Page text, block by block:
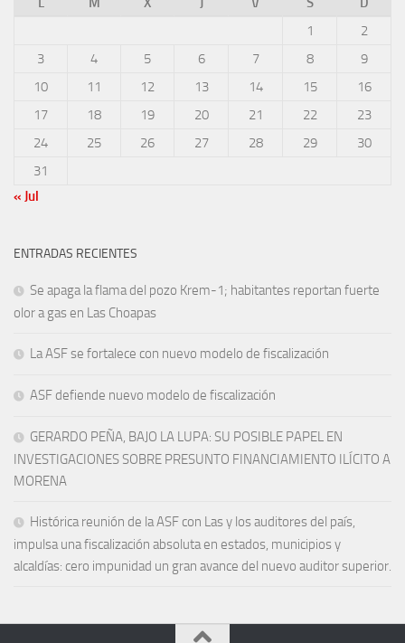
1
2
3
4 5 6 7 8
9
10
11 12 13 14 15
16
17
18 19 20 21 22
23
24
25 26 27 28 29
30
31
« Jul
ENTRADAS RECIENTES
Se apaga la flama del pozo Krem-1; habitantes reportan fuerte
olor a gas en Las Choapas
La ASF se fortalece con nuevo modelo de fiscalización
ASF defiende nuevo modelo de fiscalización
GERARDO PEÑA, BAJO LA LUPA: SU POSIBLE PAPEL EN
INVESTIGACIONES SOBRE PRESUNTO FINANCIAMIENTO ILÍCITO A
MORENA
Histórica reunión de la ASF con Las y los auditores del país,
impulsa una fiscalización absoluta en estados, municipios y
alcaldías: cero impunidad un gran avance del nuevo auditor superior.